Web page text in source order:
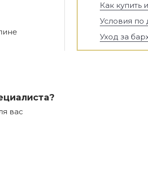
вас
Как купить
Условия по
Уход за